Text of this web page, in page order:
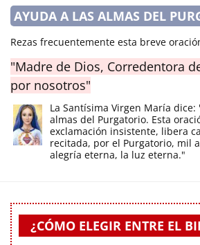
AYUDA A LAS ALMAS DEL
Rezas frecuentemente esta breve
"Madre de Dios, Corredentora
por nosotros"
La Santísima Virgen María
almas del Purgatorio. Esta
exclamación insistente, libera
recitada, por el Purgatorio, mil
alegría eterna, la luz eterna."
¿CÓMO ELEGIR ENTRE EL